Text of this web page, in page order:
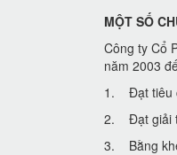
MỘT SỐ
Công ty Cổ
năm 2003
1. Đạt tiêu
2. Đạt giải
3. Bằng